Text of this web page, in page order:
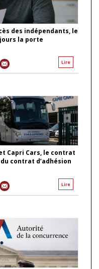
des indépendants, le
la porte
Lire
Capri Cars, le contrat
contrat d’adhésion
Lire